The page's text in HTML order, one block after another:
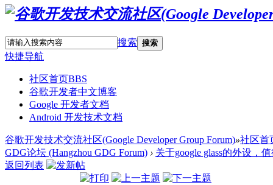
搜索 搜索
快捷导航
社区首页BBS
谷歌开发者中文博客
Google 开发者文档
Android 开发技术文档
谷歌开发技术交流社区(Google Developer Group Forum)»社区首
GDG论坛 (Hangzhou GDG Forum) › 关于google glass的外设，
返回列表